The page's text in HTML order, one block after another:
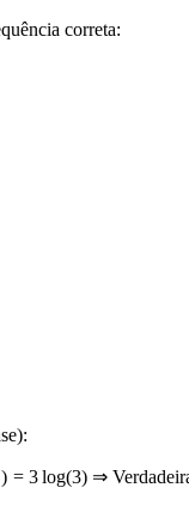
correta:
) = 3log(3)⇒